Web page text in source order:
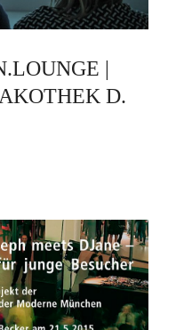
|
D.